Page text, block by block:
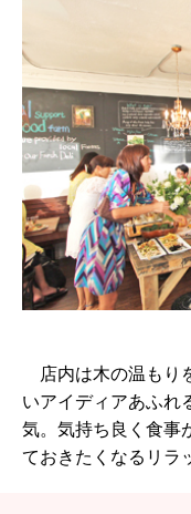
店内は木の温もり
いアイディアあふれ
気。気持ち良く食事
ておきたくなるリラ